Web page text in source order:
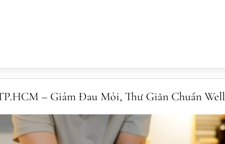
– Giảm Đau Mỏi, Thư Giãn Chuẩn